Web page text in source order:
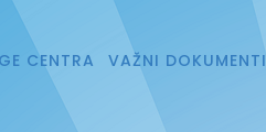
CENTRA VAŽNI DOKUMENTI